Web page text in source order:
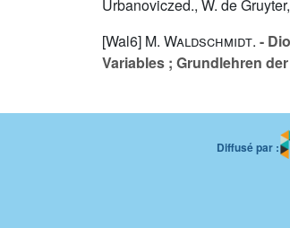
Urbanoviczed., W. de
[Wal6] M. Waldschmidt. -
Variables ; Grundlehren
Diffusé par :